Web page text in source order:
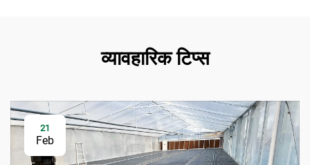
व्यावहारिक टिप्स
21
Feb